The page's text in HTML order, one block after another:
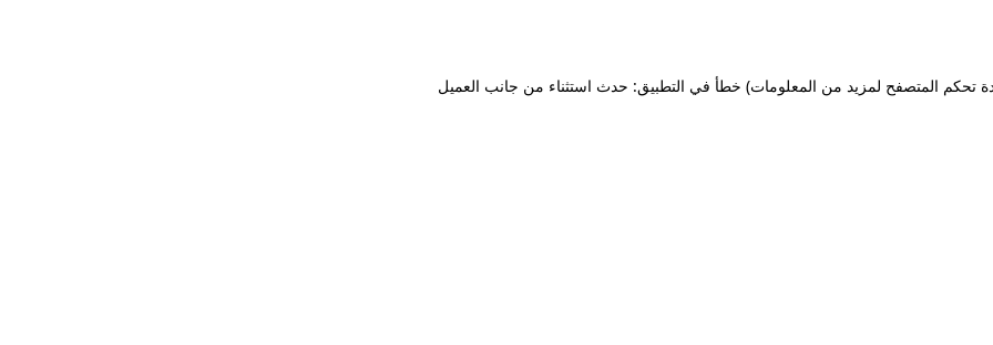
خطأ في التطبيق: حدث استثناء من جانب العميل تحكم المتصفح لمزيد من المعلومات)